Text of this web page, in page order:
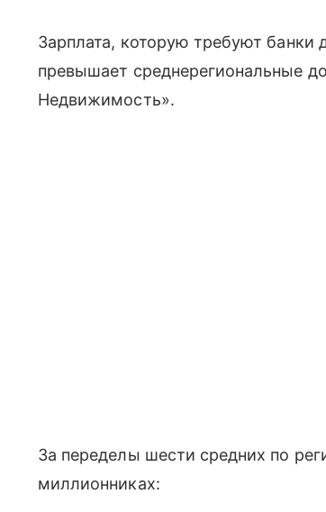
Зарплата, которую требуют банки
превышает среднерегиональные
Недвижимость».
За переделы шести средних по
миллионниках: